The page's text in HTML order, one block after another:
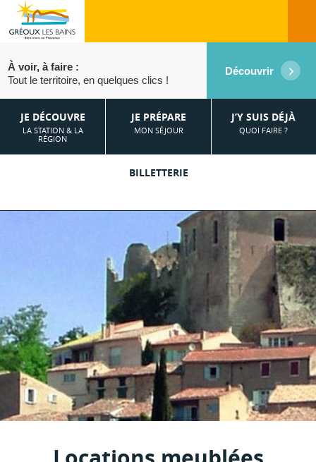
JE DÉCOUVRE
LA STATION & LA
RÉGION
JE PRÉPARE
MON SÉJOUR
J’Y SUIS DÉJÀ
QUOI FAIRE ?
BILLETTERIE
À voir, à faire :
Tout le territoire, en quelques clics !
Découvrir